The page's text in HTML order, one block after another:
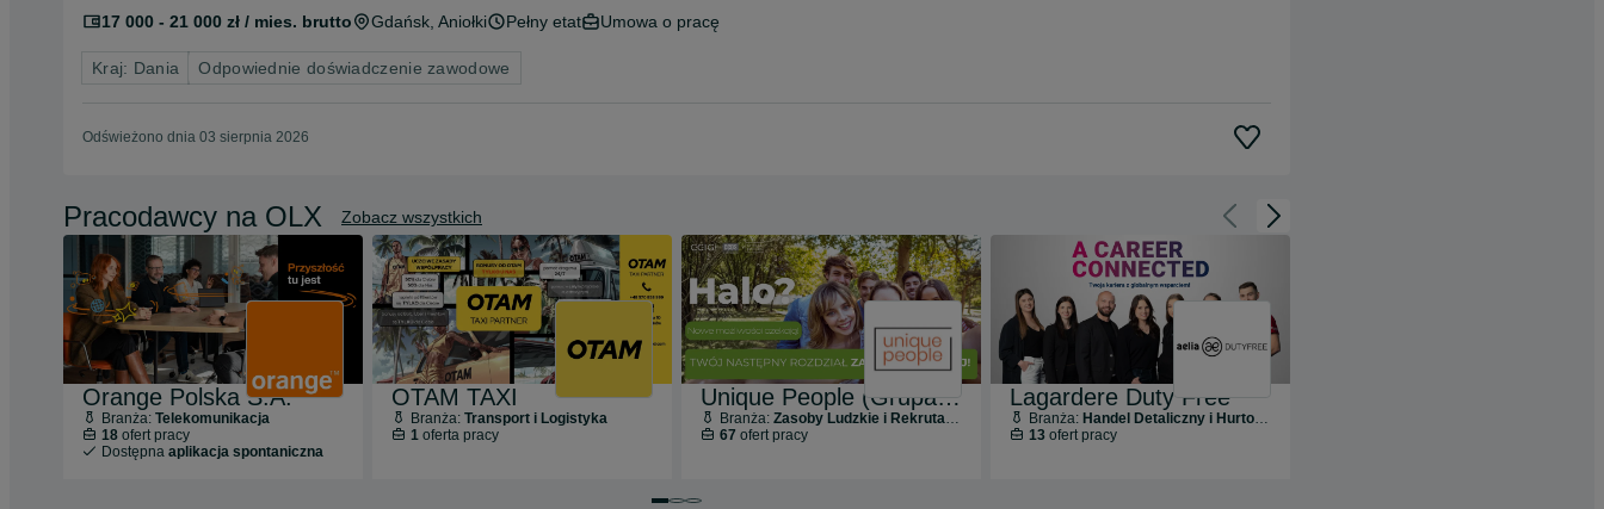
17 000 - 21 000 zł / mies. brutto Gdańsk , Aniołki Pełny etat Umowa o pracę
Kraj: Dania Odpowiednie doświadczenie zawodowe
Odświeżono dnia 03 sierpnia 2026
Pracodawcy na OLX Zobacz wszystkich Cofnij do slajdu 1 z 3
Przejdź do slajdu 2 z 3
Orange Polska S.A.
Branża: Telekomunikacja
18ofert pracy
Dostępna aplikacja spontaniczna
OTAM TAXI
Branża: Transport i Logistyka
1oferta pracy
Unique People (Grupa CCIG)
Branża: Zasoby Ludzkie i Rekrutacja
67 ofert pracy
Lagardere Duty Free
Branża: Handel Detaliczny i Hurtowy
13ofert pracy